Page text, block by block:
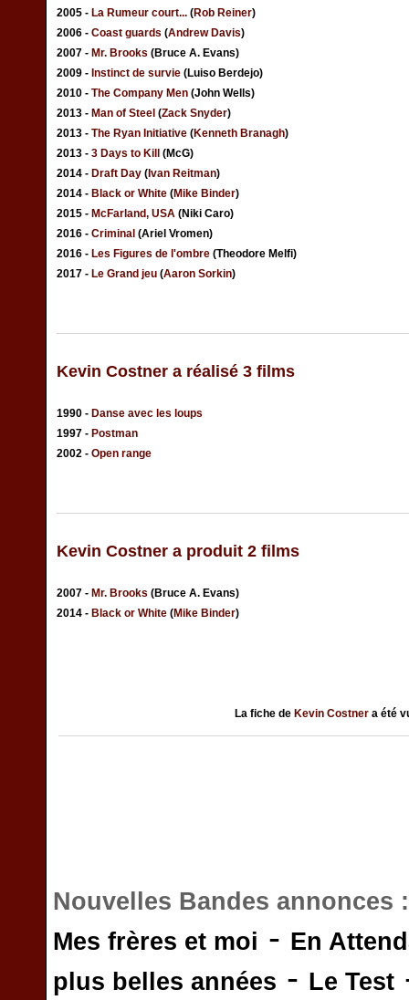
2005 - La Rumeur court... (Rob Reiner)
2006 - Coast guards (Andrew Davis)
2007 - Mr. Brooks (Bruce A. Evans)
2009 - Instinct de survie (Luiso Berdejo)
2010 - The Company Men (John Wells)
2013 - Man of Steel (Zack Snyder)
2013 - The Ryan Initiative (Kenneth Branagh)
2013 - 3 Days to Kill (McG)
2014 - Draft Day (Ivan Reitman)
2014 - Black or White (Mike Binder)
2015 - McFarland, USA (Niki Caro)
2016 - Criminal (Ariel Vromen)
2016 - Les Figures de l'ombre (Theodore Melfi)
2017 - Le Grand jeu (Aaron Sorkin)
Kevin Costner a réalisé 3 films
1990 - Danse avec les loups
1997 - Postman
2002 - Open range
Kevin Costner a produit 2 films
2007 - Mr. Brooks (Bruce A. Evans)
2014 - Black or White (Mike Binder)
La fiche de Kevin Costner a été
Nouvelles Bandes annonces
Mes frères et moi - En
plus belles années - Le Test